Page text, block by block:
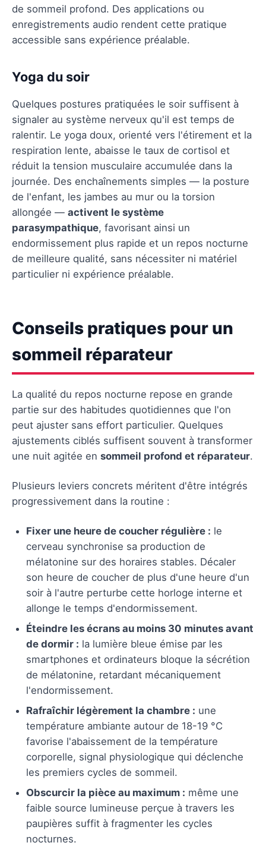
de sommeil profond. Des applications ou
enregistrements audio rendent cette pratique
accessible sans expérience préalable.
Yoga du soir
Quelques postures pratiquées le soir suffisent à
signaler au système nerveux qu'il est temps de
ralentir. Le yoga doux, orienté vers l'étirement et la
respiration lente, abaisse le taux de cortisol et
réduit la tension musculaire accumulée dans la
journée. Des enchaînements simples — la posture
de l'enfant, les jambes au mur ou la torsion
allongée — activent le système
parasympathique, favorisant ainsi un
endormissement plus rapide et un repos nocturne
de meilleure qualité, sans nécessiter ni matériel
particulier ni expérience préalable.
Conseils pratiques pour un
sommeil réparateur
La qualité du repos nocturne repose en grande
partie sur des habitudes quotidiennes que l'on
peut ajuster sans effort particulier. Quelques
ajustements ciblés suffisent souvent à transformer
une nuit agitée en sommeil profond et réparateur.
Plusieurs leviers concrets méritent d'être intégrés
progressivement dans la routine :
Fixer une heure de coucher régulière : le
cerveau synchronise sa production de
mélatonine sur des horaires stables. Décaler
son heure de coucher de plus d'une heure d'un
soir à l'autre perturbe cette horloge interne et
allonge le temps d'endormissement.
Éteindre les écrans au moins 30 minutes avant
de dormir : la lumière bleue émise par les
smartphones et ordinateurs bloque la sécrétion
de mélatonine, retardant mécaniquement
l'endormissement.
Rafraîchir légèrement la chambre : une
température ambiante autour de 18-19 °C
favorise l'abaissement de la température
corporelle, signal physiologique qui déclenche
les premiers cycles de sommeil.
Obscurcir la pièce au maximum : même une
faible source lumineuse perçue à travers les
paupières suffit à fragmenter les cycles
nocturnes.